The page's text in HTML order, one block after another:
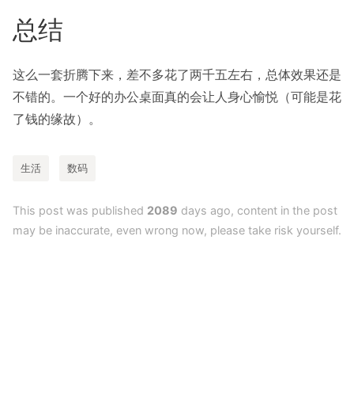
总结
这么一套折腾下来，差不多花了两千五左右，总体效果还是
不错的。一个好的办公桌面真的会让人身心愉悦（可能是花
了钱的缘故）。
生活 数码
This post was published 2089 days ago, content in the post
may be inaccurate, even wrong now, please take risk yourself.